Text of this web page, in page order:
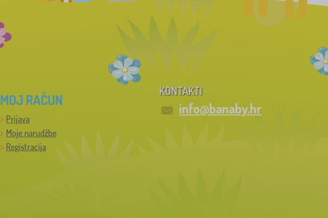
MOJ RAČUN
Prijava
Moje narudžbe
Registracija
KONTAKTI
info@banaby.hr